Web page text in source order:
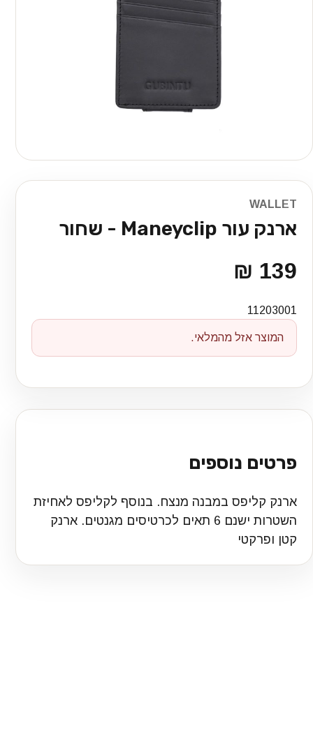
WALLET
ארנק עור Maneyclip - שחור
139 ₪
11203001
המוצר אזל מהמלאי.
פרטים נוספים
ארנק קליפס במבנה מנצח. בנוסף לקליפס לאחיזת
השטרות ישנם 6 תאים לכרטיסים מגנטים. ארנק
קטן ופרקטי